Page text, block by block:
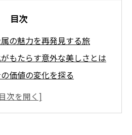
目次
の魅力を再発見する旅
もたらす意外な美しさとは
価値の変化を探る
の価値評価の秘密